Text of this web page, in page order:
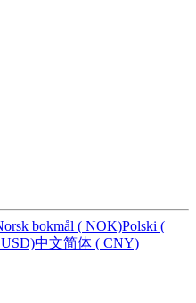
bokmål ( NOK)Polski (
USD)中文简体 ( CNY)